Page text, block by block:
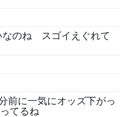
なのね スゴイえぐれて
前に一気にオッズ下がっ
てるね